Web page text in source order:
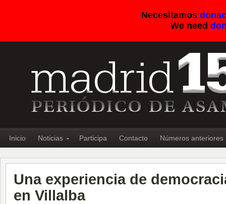
Necesitamos
We need
Inicio Noticias Participa Contacto Números anteriores
Una experiencia de
en Villalba